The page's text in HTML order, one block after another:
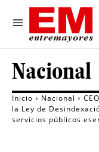
Nacional
Inicio Nacional
la Ley de
servicios públicos